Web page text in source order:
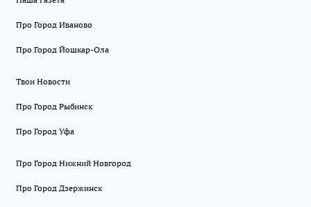
Про Город Иваново
Про Город Йошкар-Ола
Твои Новости
Про Город Рыбинск
Про Город Уфа
Про Город Нижний Новгород
Про Город Дзержинск